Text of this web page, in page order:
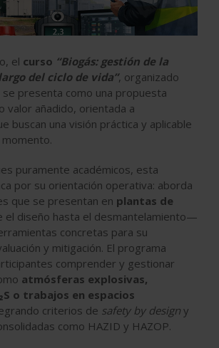
el curso “Biogás: gestión de la
del ciclo de vida”, organizado
se presenta como una propuesta
valor añadido, orientada a
buscan una visión práctica y aplicable
puramente académicos, esta
por su orientación operativa: aborda
que se presentan en plantas de
diseño hasta el desmantelamiento—
concretas para su
y mitigación. El programa
comprender y gestionar
atmósferas explosivas,
o trabajos en espacios
criterios de safety by design y
como HAZID y HAZOP.